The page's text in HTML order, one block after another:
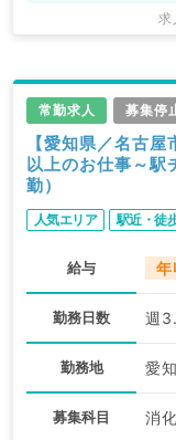
はお気軽にお問
常勤求人 募集停
【愛知県／名古
以上のお仕事～駅
勤）
人気エリア 駅近・徒
給与
勤務日数 週
勤務地 愛
募集科目 消